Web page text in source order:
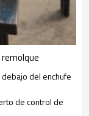
del enchufe
de control de